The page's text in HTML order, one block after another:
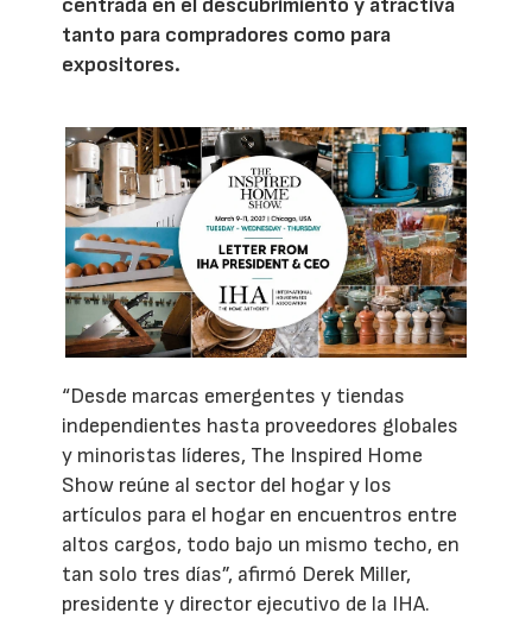
centrada en el descubrimiento y atractiva
tanto para compradores como para
expositores.
“Desde marcas emergentes y tiendas
independientes hasta proveedores globales
y minoristas líderes, The Inspired Home
Show reúne al sector del hogar y los
artículos para el hogar en encuentros entre
altos cargos, todo bajo un mismo techo, en
tan solo tres días”, afirmó Derek Miller,
presidente y director ejecutivo de la IHA.